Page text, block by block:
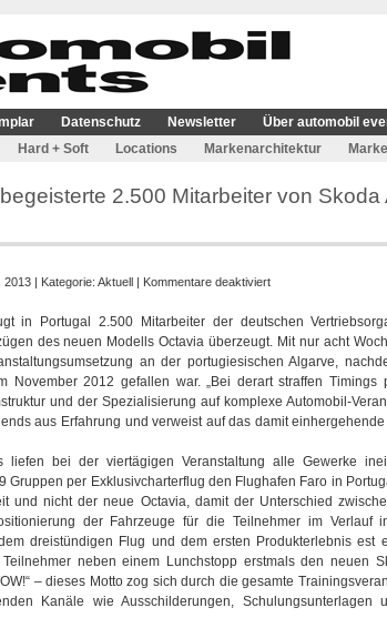
Datenschutz Newsletter Über automobil
Hard + Soft Locations Markenarchitektur
2.500 Mitarbeiter von Skoda
2013 | Kategorie: Aktuell | Kommentare deaktiviertfür
&
Friends
begeisterte
2.500
Mitarbeiter
von
Auto
für
den
Octavia
in Portugal 2.500 Mitarbeiter der deutschen
des neuen Modells Octavia überzeugt. Mit nur acht
an der portugiesischen Algarve,
November 2012 gefallen war. „Bei derart straffen
und der Spezialisierung auf komplexe Automobil-
aus Erfahrung und verweist auf das damit
liefen bei der viertägigen Veranstaltung alle Gewerke
Gruppen per Exklusivcharterflug den Flughafen Faro in
und nicht der neue Octavia, damit der Unterschied
der Fahrzeuge für die Teilnehmer im Verlauf
dreistündigen Flug und dem ersten Produkterlebnis est
neben einem Lunchstopp erstmals den neuen
– dieses Motto zog sich durch die gesamte
Kanäle wie Ausschilderungen, Schulungsunterlagen